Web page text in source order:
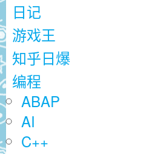
日记
游戏王
知乎日爆
编程
ABAP
AI
C++